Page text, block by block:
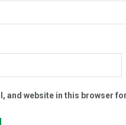
and website in this browser